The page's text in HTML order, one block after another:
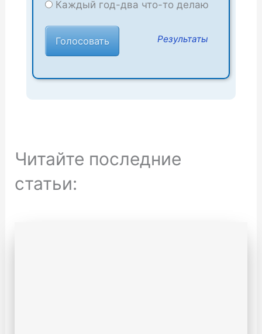
Каждый год-два что-то делаю
Результаты
Читайте последние
статьи: